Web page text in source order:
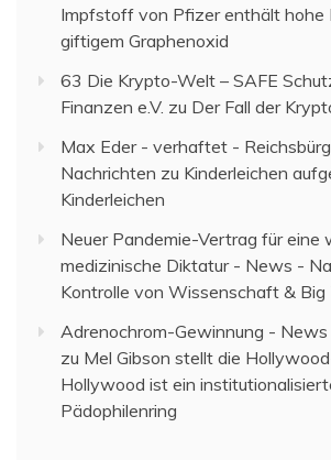
Impfstoff von Pfizer enthält hohe
giftigem Graphenoxid
63 Die Krypto-Welt – SAFE
Finanzen e.V. zu Der Fall der
Max Eder - verhaftet -
Nachrichten zu Kinderleichen
Kinderleichen
Neuer Pandemie-Vertrag für eine
medizinische Diktatur - News -
Kontrolle von Wissenschaft & Big
Adrenochrom-Gewinnung -
zu Mel Gibson stellt die
Hollywood ist ein
Pädophilenring